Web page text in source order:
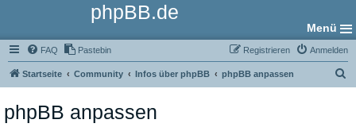
phpBB.de
Menü
FAQ Pastebin Anmelden
Registrieren
Startseite Community Infos über phpBB phpBB anpassen
phpBB anpassen